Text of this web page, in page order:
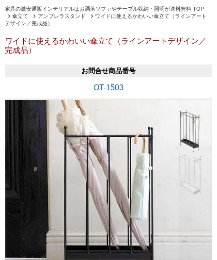
家具の激安通販インテリアルはお洒落ソファやテーブル収納・照明が送料無料 TOP
傘立て
アンブレラスタンド
ワイドに使えるかわいい傘立て（ラインアート
デザイン／完成品）
ワイドに使えるかわいい傘立て（ラインアートデザイン／
完成品）
お問合せ商品番号
OT-1503